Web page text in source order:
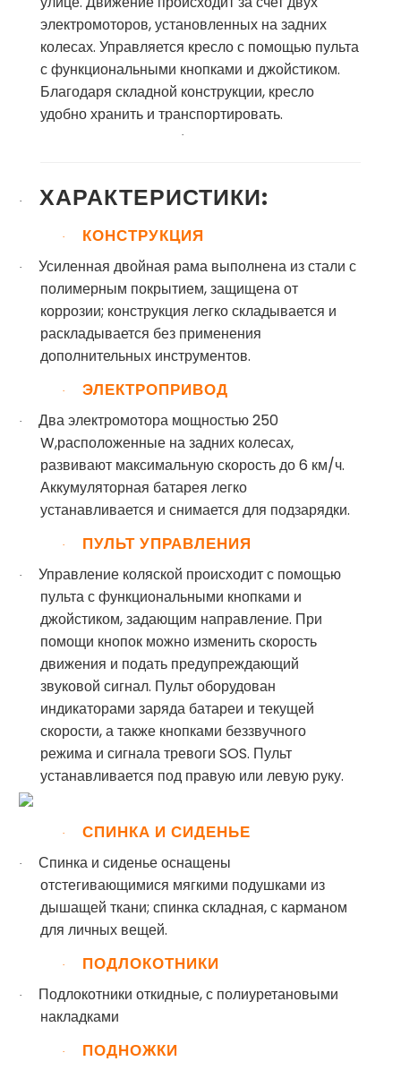
электромоторов, установленных на задних
колесах. Управляется кресло с помощью пульта
с функциональными кнопками и джойстиком.
Благодаря складной конструкции, кресло
удобно хранить и транспортировать.
·
· ХАРАКТЕРИСТИКИ:
· КОНСТРУКЦИЯ
·
Усиленная двойная рама выполнена из стали с
полимерным покрытием, защищена от
коррозии; конструкция легко складывается и
раскладывается без применения
дополнительных инструментов.
· ЭЛЕКТРОПРИВОД
·
Два электромотора мощностью 250
W,расположенные на задних колесах,
развивают максимальную скорость до 6 км/ч.
Аккумуляторная батарея легко
устанавливается и снимается для подзарядки.
· ПУЛЬТ УПРАВЛЕНИЯ
·
Управление коляской происходит с помощью
пульта с функциональными кнопками и
джойстиком, задающим направление. При
помощи кнопок можно изменить скорость
движения и подать предупреждающий
звуковой сигнал. Пульт оборудован
индикаторами заряда батареи и текущей
скорости, а также кнопками беззвучного
режима и сигнала тревоги SOS. Пульт
устанавливается под правую или левую руку.
· СПИНКА И СИДЕНЬЕ
·
Спинка и сиденье оснащены
отстегивающимися мягкими подушками из
дышащей ткани; спинка складная, с карманом
для личных вещей.
· ПОДЛОКОТНИКИ
·
Подлокотники откидные, с полиуретановыми
накладками
· ПОДНОЖКИ